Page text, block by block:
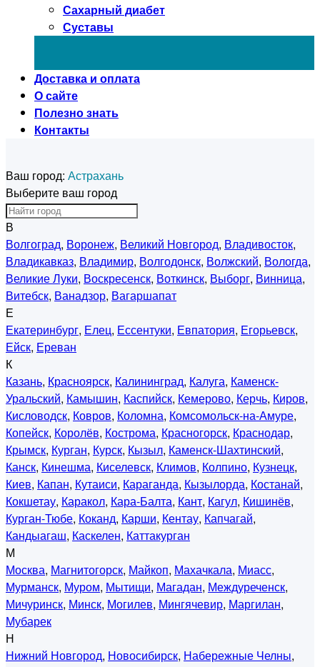
Сахарный диабет
Суставы
Доставка и оплата
О сайте
Полезно знать
Контакты
Ваш город: Астрахань
Выберите ваш город
В
Волгоград, Воронеж, Великий Новгород, Владивосток,
Владикавказ, Владимир, Волгодонск, Волжский, Вологда,
Великие Луки, Воскресенск, Воткинск, Выборг, Винница,
Витебск, Ванадзор, Вагаршапат
Е
Екатеринбург, Елец, Ессентуки, Евпатория, Егорьевск,
Ейск, Ереван
К
Казань, Красноярск, Калининград, Калуга, Каменск-
Уральский, Камышин, Каспийск, Кемерово, Керчь, Киров,
Кисловодск, Ковров, Коломна, Комсомольск-на-Амуре,
Копейск, Королёв, Кострома, Красногорск, Краснодар,
Крымск, Курган, Курск, Кызыл, Каменск-Шахтинский,
Канск, Кинешма, Киселевск, Климов, Колпино, Кузнецк,
Киев, Капан, Кутаиси, Караганда, Кызылорда, Костанай,
Кокшетау, Каракол, Кара-Балта, Кант, Кагул, Кишинёв,
Курган-Тюбе, Коканд, Карши, Кентау, Капчагай,
Кандыагаш, Каскелен, Каттакурган
М
Москва, Магнитогорск, Майкоп, Махачкала, Миасс,
Мурманск, Муром, Мытищи, Магадан, Междуреченск,
Мичуринск, Минск, Могилев, Мингячевир, Маргилан,
Мубарек
Н
Нижний Новгород, Новосибирск, Набережные Челны,